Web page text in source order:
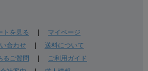
トを見る
マイページ
合わせ| 送料について
るご質問
ご利用ガイド